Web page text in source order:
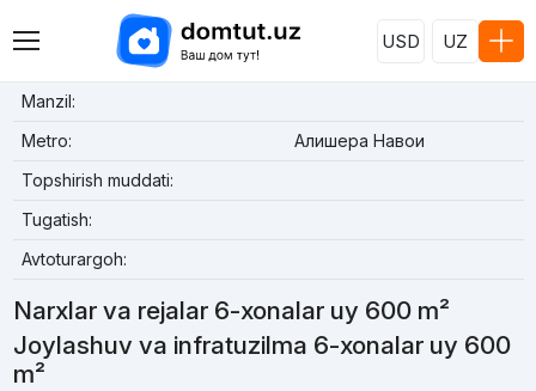
USD UZ
Manzil:
Metro:
Алишера Навои
Topshirish muddati:
Tugatish:
Avtoturargoh:
Narxlar va rejalar 6-xonalar uy 600 m²
Joylashuv va infratuzilma 6-xonalar uy 600
m²